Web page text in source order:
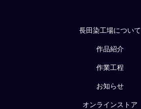
長田染工場について
作品紹介
作業工程
お知らせ
オンラインストア